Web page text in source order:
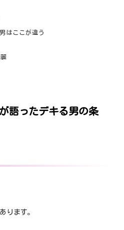
はここが違う
語ったデキる男の条
ります。